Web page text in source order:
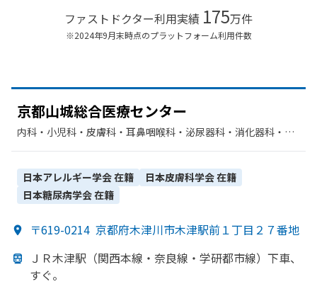
ファストドクター利用実績 175万件
※2024年9月末時点のプラットフォーム利用件数
京都山城総合医療センター
内科・​小児科・​皮膚科・​耳鼻咽喉科・​泌尿器科・​消化器科・​呼
科・​麻酔科・​循環器科・​リウマチ科・​呼吸器外科・​糖尿病内
科・​乳腺外科・​小児外科・​人工透析・​腎臓内科・外科
日本アレルギー学会在籍 日本皮膚科学会在籍
日本糖尿病学会在籍
〒619-0214 京都府木津川市木津駅前１丁目２７番地
ＪＲ木津駅 （関西本線・奈良線・学研都市線） 下車、
すぐ。